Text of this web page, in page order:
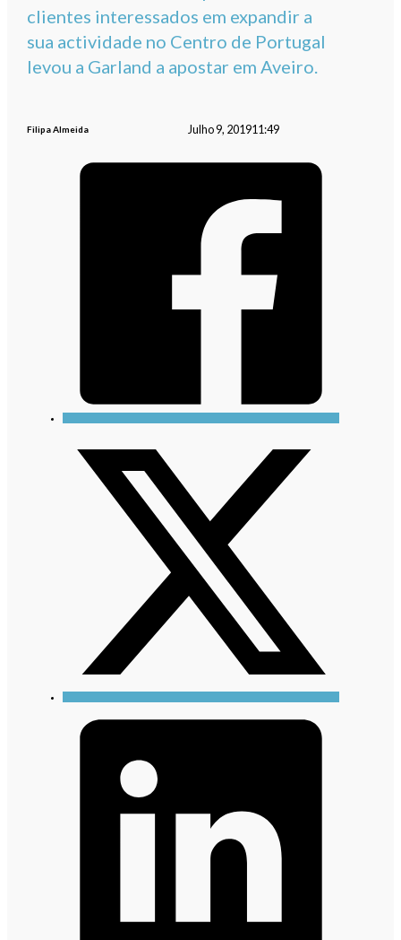
clientes interessados em expandir a
sua actividade no Centro de Portugal
levou a Garland a apostar em Aveiro.
Filipa Almeida Julho 9, 201911:49